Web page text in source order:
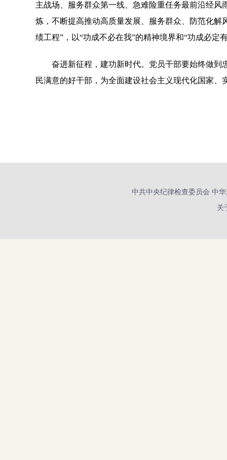
主战场、服务群众第一线、急难险重任务最前沿经
炼，不断提高推动高质量发展、服务群众、防范化解
绩工程”，以“功成不必在我”的精神境界和“功成必定
奋进新征程，建功新时代。党员干部要始终做到
民满意的好干部，为全面建设社会主义现代化国家
中共中央纪律检查委员会 中
关